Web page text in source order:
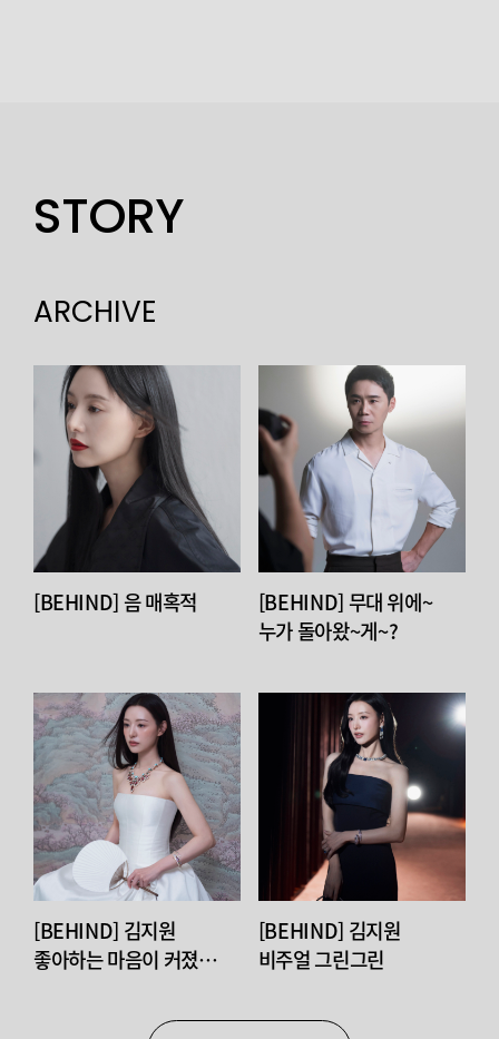
STORY
ARCHIVE
[BEHIND] 음 매혹적
[BEHIND] 무대 위에~
누가 돌아왔~게~?
[BEHIND] 김지원
좋아하는 마음이 커졌어
[BEHIND] 김지원
비주얼 그린그린